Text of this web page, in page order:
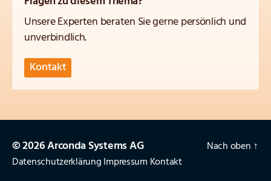
Unsere Experten beraten Sie gerne persönlich und
unverbindlich.
Kontakt
© 2026 Arconda Systems AG
DatenschutzerklärungImpressum Kontakt
Nach oben ↑